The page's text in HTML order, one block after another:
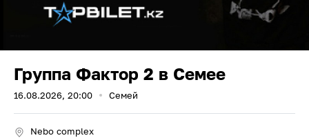
Группа Фактор 2 в Семее
16.08.2026, 20:00 Семей
Nebo complex